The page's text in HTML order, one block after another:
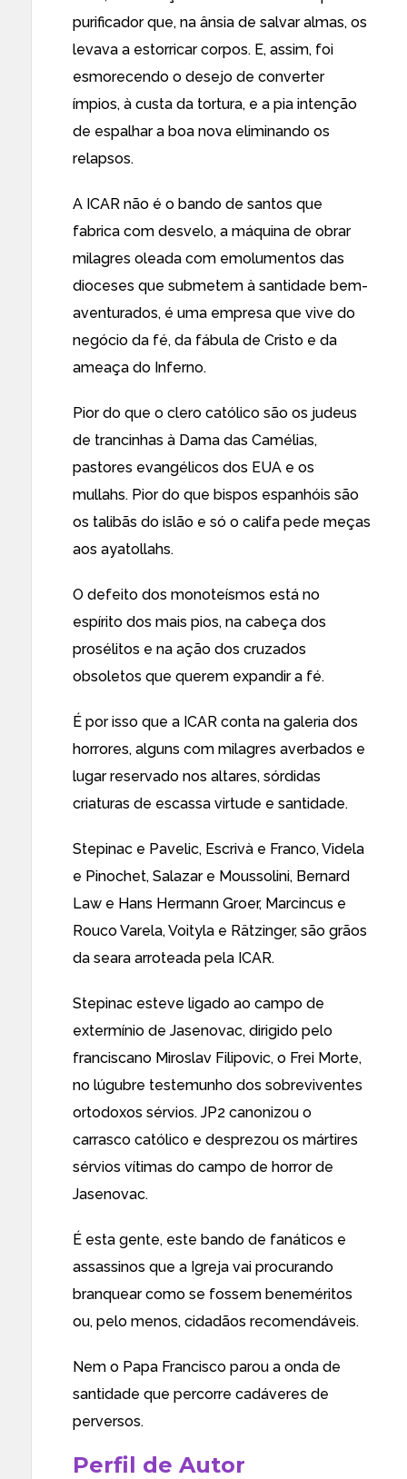
purificador que, na ânsia de salvar almas, os
levava a estorricar corpos. E, assim, foi
esmorecendo o desejo de converter
ímpios, à custa da tortura, e a pia intenção
de espalhar a boa nova eliminando os
relapsos.
A ICAR não é o bando de santos que
fabrica com desvelo, a máquina de obrar
milagres oleada com emolumentos das
dioceses que submetem à santidade bem-
aventurados, é uma empresa que vive do
negócio da fé, da fábula de Cristo e da
ameaça do Inferno.
Pior do que o clero católico são os judeus
de trancinhas à Dama das Camélias,
pastores evangélicos dos EUA e os
mullahs. Pior do que bispos espanhóis são
os talibãs do islão e só o califa pede meças
aos ayatollahs.
O defeito dos monoteísmos está no
espírito dos mais pios, na cabeça dos
prosélitos e na ação dos cruzados
obsoletos que querem expandir a fé.
É por isso que a ICAR conta na galeria dos
horrores, alguns com milagres averbados e
lugar reservado nos altares, sórdidas
criaturas de escassa virtude e santidade.
Stepinac e Pavelic, Escrivà e Franco, Videla
e Pinochet, Salazar e Moussolini, Bernard
Law e Hans Hermann Groer, Marcincus e
Rouco Varela, Voityla e Rätzinger, são grãos
da seara arroteada pela ICAR.
Stepinac esteve ligado ao campo de
extermínio de Jasenovac, dirigido pelo
franciscano Miroslav Filipovic, o Frei Morte,
no lúgubre testemunho dos sobreviventes
ortodoxos sérvios. JP2 canonizou o
carrasco católico e desprezou os mártires
sérvios vítimas do campo de horror de
Jasenovac.
É esta gente, este bando de fanáticos e
assassinos que a Igreja vai procurando
branquear como se fossem beneméritos
ou, pelo menos, cidadãos recomendáveis.
Nem o Papa Francisco parou a onda de
santidade que percorre cadáveres de
perversos.
Perfil de Autor